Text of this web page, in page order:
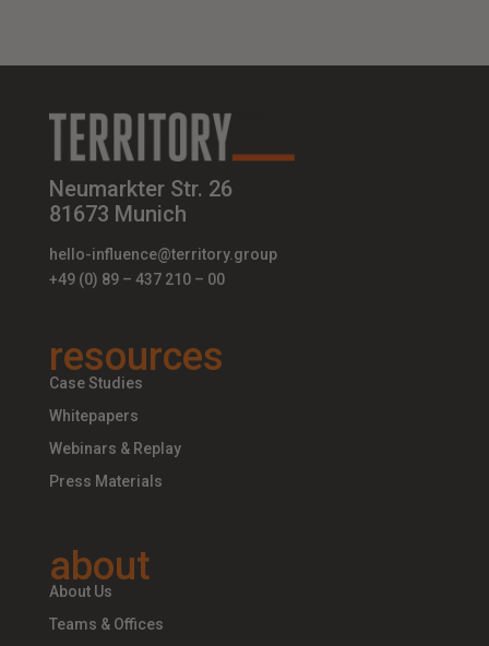
Neumarkter Str. 26
81673 Munich
hello-influence@territory.group
+49 (0) 89 – 437 210 – 00
resources
Case Studies
Whitepapers
Webinars & Replay
Press Materials
about
About Us
Teams & Offices